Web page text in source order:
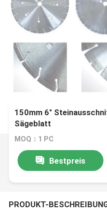
150mm 6"
Sägeblatt
MOQ：1 PC
Bestpreis
PRODUKT-